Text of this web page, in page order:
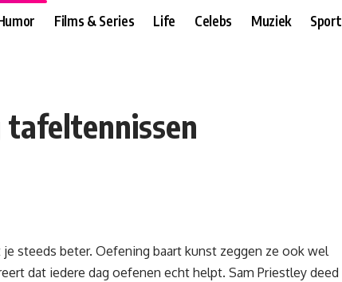
Films & Series Life Celebs Muziek Sport
tafeltennissen
steeds beter. Oefening baart kunst zeggen ze ook wel
dat iedere dag oefenen echt helpt. Sam Priestley deed